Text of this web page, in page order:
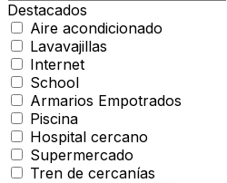
Destacados
Aire acondicionado
Lavavajillas
Internet
School
Armarios Empotrados
Piscina
Hospital cercano
Supermercado
Tren de cercanías